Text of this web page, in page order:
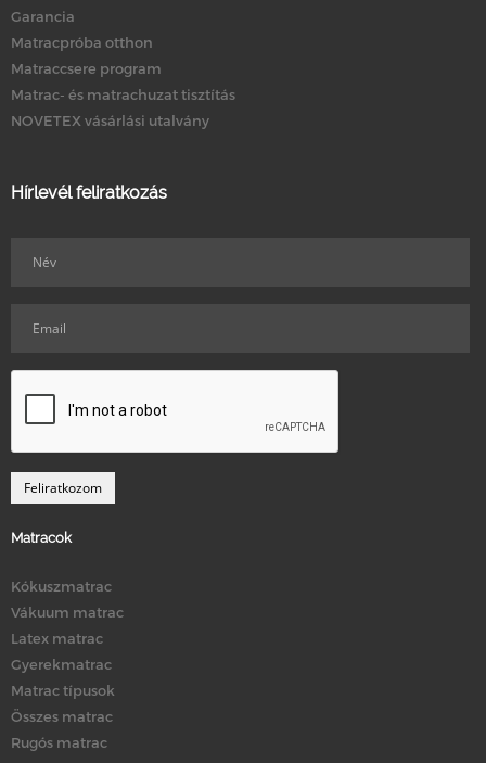
Garancia
Matracpróba otthon
Matraccsere program
Matrac- és matrachuzat tisztítás
NOVETEX vásárlási utalvány
Hírlevél feliratkozás
Matracok
Kókuszmatrac
Vákuum matrac
Latex matrac
Gyerekmatrac
Matrac típusok
Összes matrac
Rugós matrac